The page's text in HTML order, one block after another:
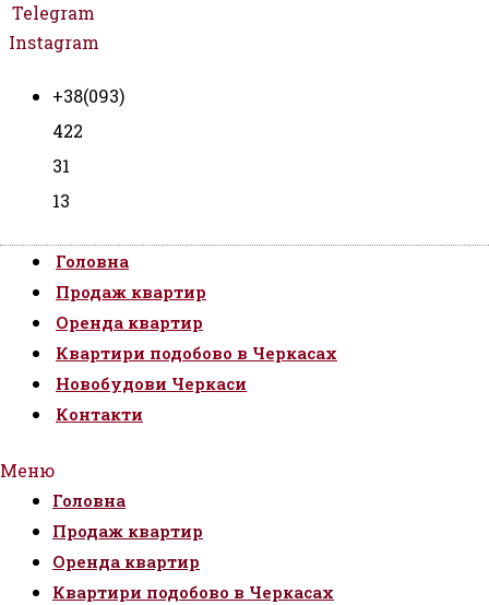
Telegram
Instagram
+38(093)
422
31
13
Головна
Продаж квартир
Оренда квартир
Квартири подобово в Черкасах
Новобудови Черкаси
Контакти
Меню
Головна
Продаж квартир
Оренда квартир
Квартири подобово в Черкасах